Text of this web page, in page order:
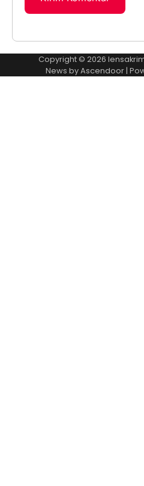
Copyright © 2026
News byAscendoor|